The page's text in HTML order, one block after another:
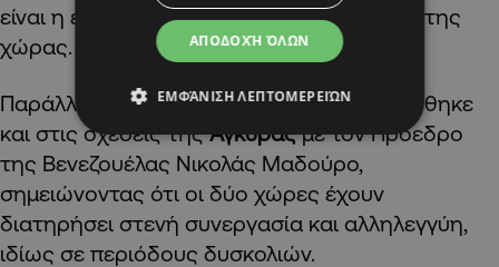
είναι η ειρήνη, η ευημερία και η ανάπτυξη της
χώρας.
Παράλληλα, οΤούρκος Πρόεδροςαναφέρθηκε
και στις σχέσεις τηςΆγκυραςμε τον Πρόεδρο
της Βενεζουέλας Νικολάς Μαδούρο,
σημειώνοντας ότι οι δύο χώρες έχουν
διατηρήσει στενή συνεργασία και αλληλεγγύη,
ιδίως σε περιόδους δυσκολιών.
ΑΠΟΔΟΧΉ ΌΛΩΝ
ΕΜΦΆΝΙΣΗ ΛΕΠΤΟΜΕΡΕΙΏΝ